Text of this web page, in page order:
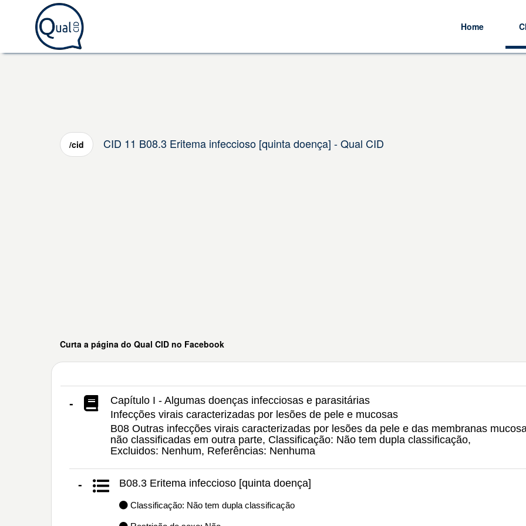
Home
/cid CID 11 B08.3 Eritema infeccioso [quinta doença] - Qual CID
Curta a página do Qual CID no Facebook
-
Capítulo I - Algumas doenças infecciosas e parasitárias
Infecções virais caracterizadas por lesões de pele e mucosas
B08 Outras infecções virais caracterizadas por lesões da pele e das membranas
não classificadas em outra parte, Classificação: Não tem dupla classificação,
Excluidos: Nenhum, Referências: Nenhuma
- B08.3 Eritema infeccioso [quinta doença]
Classificação: Não tem dupla classificação